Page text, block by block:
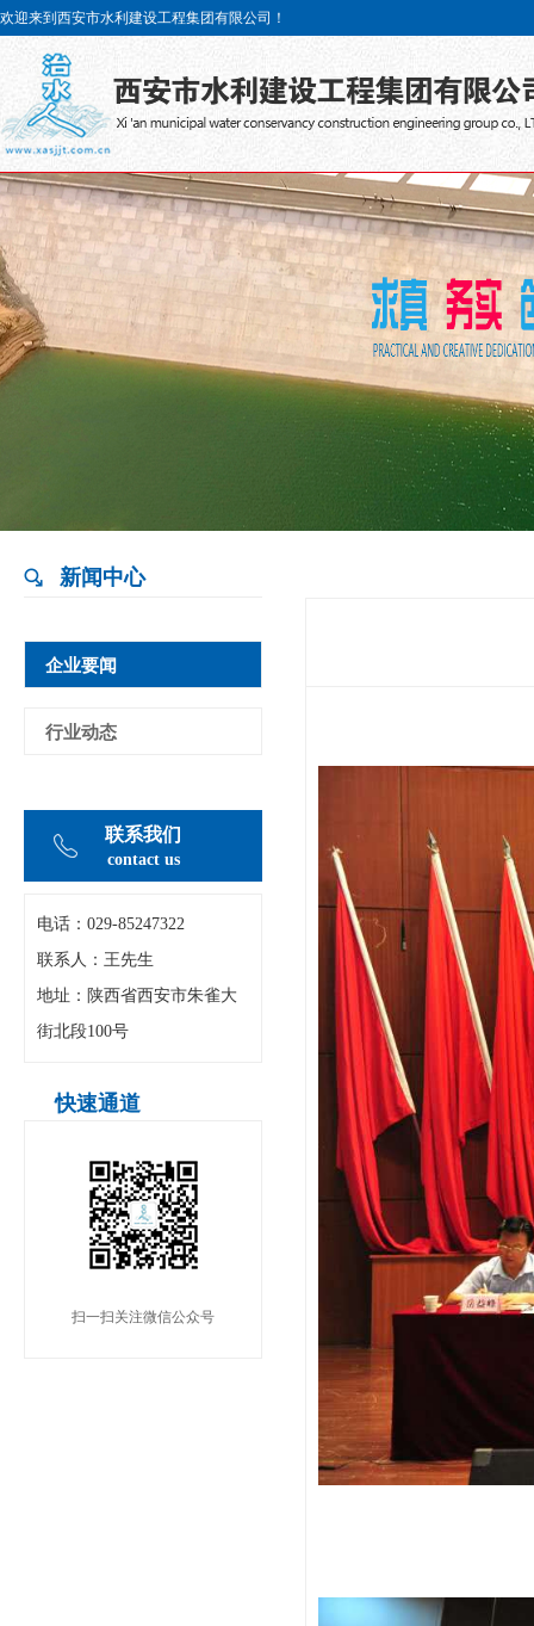
欢迎来到西安市水利建设工程集团有限公司！
新闻中心
企业要闻
行业动态
联系我们
contact us
电话：029-85247322
联系人：王先生
地址：陕西省西安市朱雀大
街北段100号
快速通道
扫一扫关注微信公众号